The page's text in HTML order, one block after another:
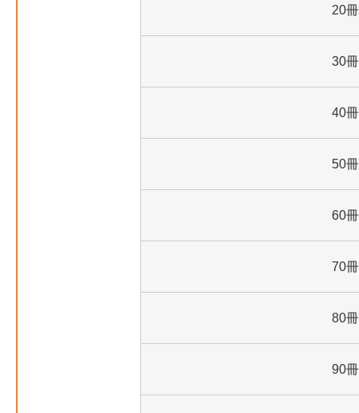
20冊
30冊
40冊
50冊
60冊
70冊
80冊
90冊